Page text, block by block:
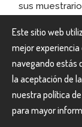
sus
comprar
ponchos
para rituales
tradicional
empanadas.
Este sitio web
mejor experiencia
navegando estás
la aceptación de
nuestra política
para mayor